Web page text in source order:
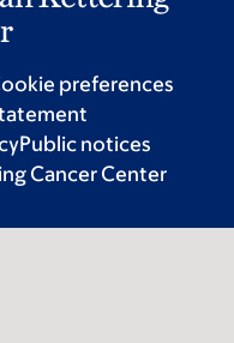
preferences
Public notices
Cancer Center